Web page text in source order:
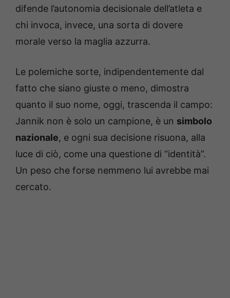
difende l’autonomia decisionale dell’atleta e
chi invoca, invece, una sorta di dovere
morale verso la maglia azzurra.
Le polemiche sorte, indipendentemente dal
fatto che siano giuste o meno, dimostra
quanto il suo nome, oggi, trascenda il campo:
Jannik non è solo un campione, è un simbolo
nazionale, e ogni sua decisione risuona, alla
luce di ciò, come una questione di “identità”.
Un peso che forse nemmeno lui avrebbe mai
cercato.